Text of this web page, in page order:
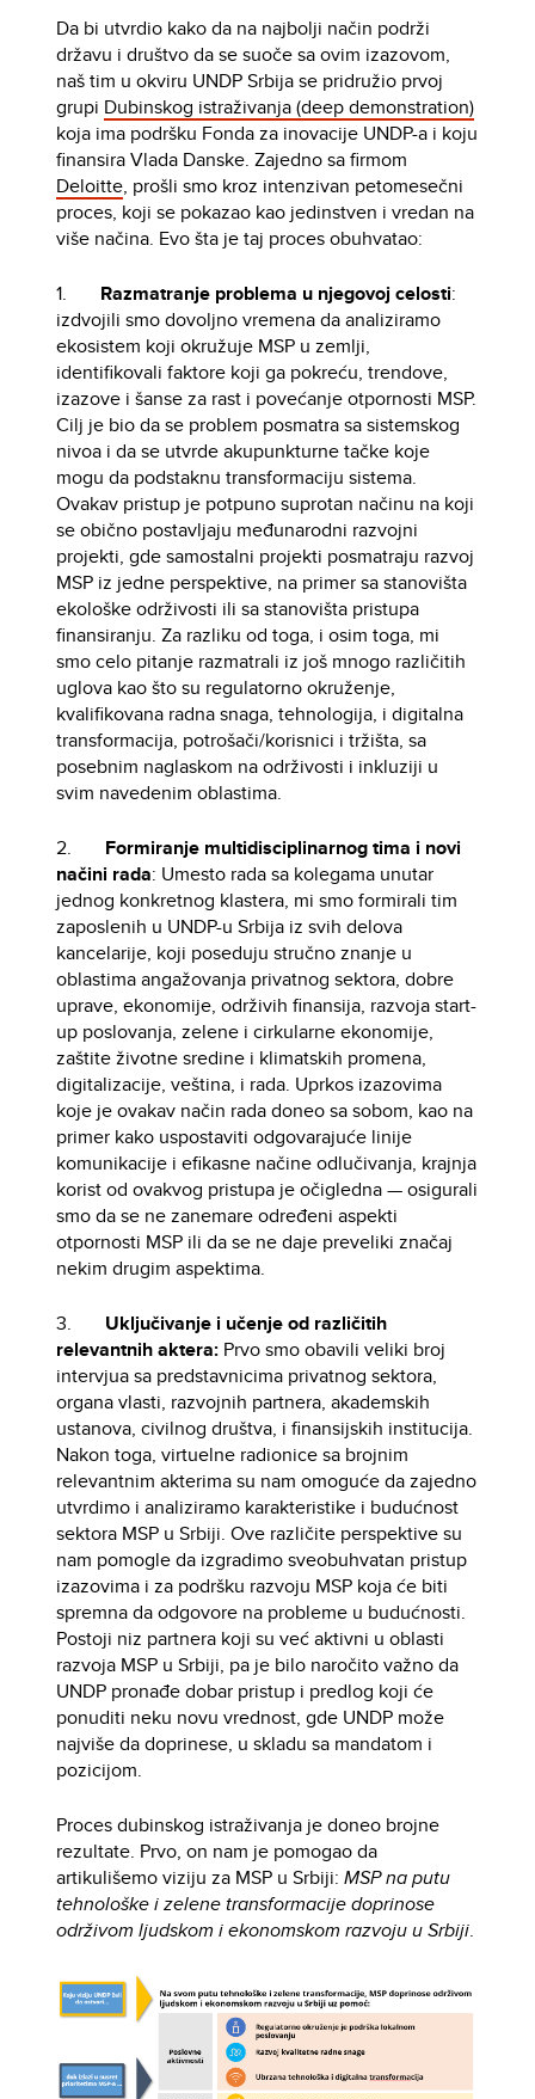
Da bi utvrdio kako da na najbolji način podrži
državu i društvo da se suoče sa ovim izazovom,
naš tim u okviru UNDP Srbija se pridružio prvoj
grupi Dubinskog istraživanja (deep demonstration)
koja ima podršku Fonda za inovacije UNDP-a i koju
finansira Vlada Danske. Zajedno sa firmom
Deloitte, prošli smo kroz intenzivan petomesečni
proces, koji se pokazao kao jedinstven i vredan na
više načina. Evo šta je taj proces obuhvatao:
1. Razmatranje problema u njegovoj celosti:
izdvojili smo dovoljno vremena da analiziramo
ekosistem koji okružuje MSP u zemlji,
identifikovali faktore koji ga pokreću, trendove,
izazove i šanse za rast i povećanje otpornosti MSP.
Cilj je bio da se problem posmatra sa sistemskog
nivoa i da se utvrde akupunkturne tačke koje
mogu da podstaknu transformaciju sistema.
Ovakav pristup je potpuno suprotan načinu na koji
se obično postavljaju međunarodni razvojni
projekti, gde samostalni projekti posmatraju razvoj
MSP iz jedne perspektive, na primer sa stanovišta
ekološke održivosti ili sa stanovišta pristupa
finansiranju. Za razliku od toga, i osim toga, mi
smo celo pitanje razmatrali iz još mnogo različitih
uglova kao što su regulatorno okruženje,
kvalifikovana radna snaga, tehnologija, i digitalna
transformacija, potrošači/korisnici i tržišta, sa
posebnim naglaskom na održivosti i inkluziji u
svim navedenim oblastima.
2. Formiranje multidisciplinarnog tima i novi
načini rada: Umesto rada sa kolegama unutar
jednog konkretnog klastera, mi smo formirali tim
zaposlenih u UNDP-u Srbija iz svih delova
kancelarije, koji poseduju stručno znanje u
oblastima angažovanja privatnog sektora, dobre
uprave, ekonomije, održivih finansija, razvoja start-
up poslovanja, zelene i cirkularne ekonomije,
zaštite životne sredine i klimatskih promena,
digitalizacije, veština, i rada. Uprkos izazovima
koje je ovakav način rada doneo sa sobom, kao na
primer kako uspostaviti odgovarajuće linije
komunikacije i efikasne načine odlučivanja, krajnja
korist od ovakvog pristupa je očigledna — osigurali
smo da se ne zanemare određeni aspekti
otpornosti MSP ili da se ne daje preveliki značaj
nekim drugim aspektima.
3. Uključivanje i učenje od različitih
relevantnih aktera: Prvo smo obavili veliki broj
intervjua sa predstavnicima privatnog sektora,
organa vlasti, razvojnih partnera, akademskih
ustanova, civilnog društva, i finansijskih institucija.
Nakon toga, virtuelne radionice sa brojnim
relevantnim akterima su nam omoguće da zajedno
utvrdimo i analiziramo karakteristike i budućnost
sektora MSP u Srbiji. Ove različite perspektive su
nam pomogle da izgradimo sveobuhvatan pristup
izazovima i za podršku razvoju MSP koja će biti
spremna da odgovore na probleme u budućnosti.
Postoji niz partnera koji su već aktivni u oblasti
razvoja MSP u Srbiji, pa je bilo naročito važno da
UNDP pronađe dobar pristup i predlog koji će
ponuditi neku novu vrednost, gde UNDP može
najviše da doprinese, u skladu sa mandatom i
pozicijom.
Proces dubinskog istraživanja je doneo brojne
rezultate. Prvo, on nam je pomogao da
artikulišemo viziju za MSP u Srbiji: MSP na putu
tehnološke i zelene transformacije doprinose
održivom ljudskom i ekonomskom razvoju u Srbiji.